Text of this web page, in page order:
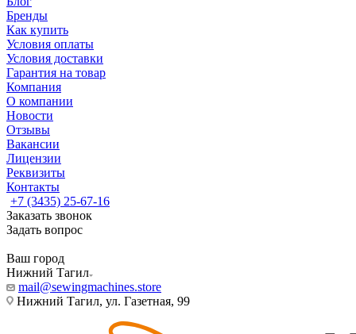
Бренды
Как купить
Условия оплаты
Условия доставки
Гарантия на товар
Компания
О компании
Новости
Отзывы
Вакансии
Лицензии
Реквизиты
Контакты
+7 (3435) 25-67-16
Заказать звонок
Задать вопрос
Ваш город
Нижний Тагил
mail@sewingmachines.store
Нижний Тагил, ул. Газетная, 99